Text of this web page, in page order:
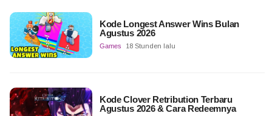
Kode Longest Answer Wins Bulan
Agustus 2026
Games 18 Stunden lalu
Kode Clover Retribution Terbaru
Agustus 2026 & Cara Redeemnya